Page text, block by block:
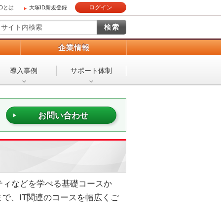
とは 大塚ID新規登録 ログイン
企業情報
導入事例 サポート体制
お問い合わせ
などを学べる基礎コースか
、IT関連のコースを幅広くご